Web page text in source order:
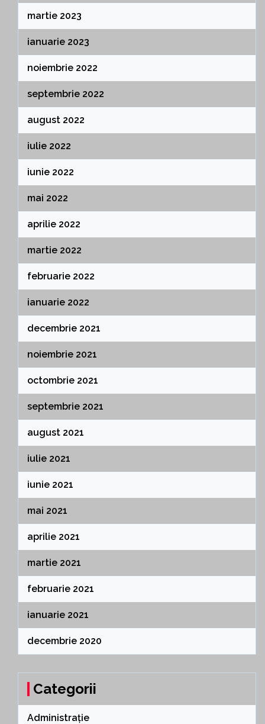
martie 2023
ianuarie 2023
noiembrie 2022
septembrie 2022
august 2022
iulie 2022
iunie 2022
mai 2022
aprilie 2022
martie 2022
februarie 2022
ianuarie 2022
decembrie 2021
noiembrie 2021
octombrie 2021
septembrie 2021
august 2021
iulie 2021
iunie 2021
mai 2021
aprilie 2021
martie 2021
februarie 2021
ianuarie 2021
decembrie 2020
Categorii
Administrație